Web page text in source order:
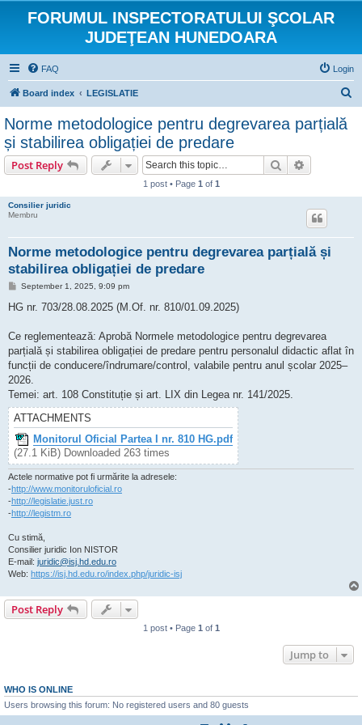
FORUMUL INSPECTORATULUI ŞCOLAR
JUDEŢEAN HUNEDOARA
FAQ Login
Board index LEGISLATIE
Norme metodologice pentru degrevarea parțială
și stabilirea obligației de predare
Post Reply Search
1 post • Page 1 of 1
Consilier juridic
Membru
Norme metodologice pentru degrevarea parțială și
stabilirea obligației de predare
P
s
September 1, 2025, 9:09 pm
HG nr. 703/28.08.2025 (M.Of. nr. 810/01.09.2025)
Ce reglementează: Aprobă Normele metodologice pentru degrevarea
parțială și stabilirea obligației de predare pentru personalul didactic aflat în
funcții de conducere/îndrumare/control, valabile pentru anul școlar 2025–
2026.
Temei: art. 108 Constituție și art. LIX din Legea nr. 141/2025.
ATTACHMENTS
Monitorul Oficial Partea I nr. 810 HG.pdf
(27.1 KiB) Downloaded 263 times
Actele normative pot fi urmărite la adresele:
-http://www.monitoruloficial.ro
-http://legislatie.just.ro
-http://legistm.ro
Cu stimă,
Consilier juridic Ion NISTOR
E-mail: juridic@isj.hd.edu.ro
Web: https://isj.hd.edu.ro/index.php/juridic-isj
Post Reply
1 post • Page 1 of 1
Jump to
WHO IS ONLINE
Users browsing this forum: No registered users and 80 guests